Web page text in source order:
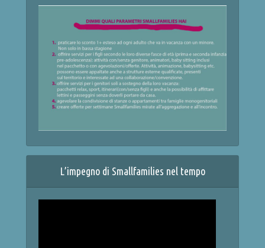
L’impegno di Smallfamilies nel tempo